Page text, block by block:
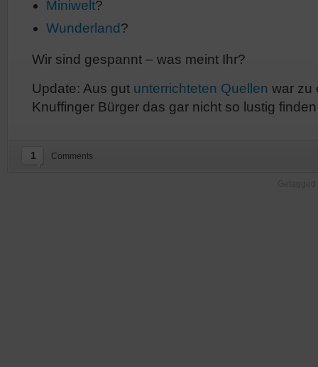
Miniwelt?
Wunderland?
Wir sind gespannt – was meint Ihr?
Update: Aus gut unterrichteten Quellen war zu
Knuffinger Bürger das gar nicht so lustig
1 Comments